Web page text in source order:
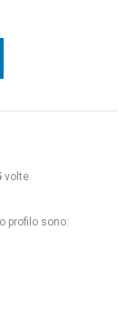
volte
profilo sono: